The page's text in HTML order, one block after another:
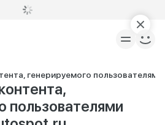
генерируемого пользователями
пользователями